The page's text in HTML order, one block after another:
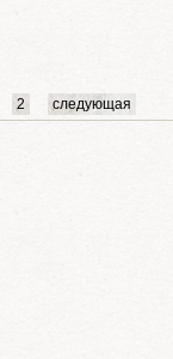
2 следующая